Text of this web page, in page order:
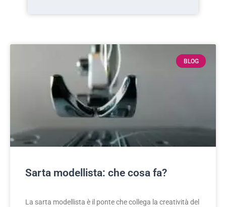
BLOG
Sarta modellista: che cosa fa?
La sarta modellista è il ponte che collega la creatività del